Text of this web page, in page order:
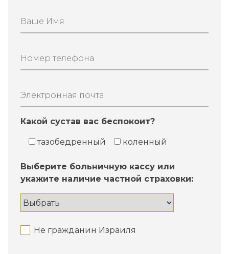
Ваше Имя
Номер телефона
Электронная почта
Какой сустав вас беспокоит?
тазобедренный коленный
Выберите больничную кассу или
укажите наличие частной страховки:
Не гражданин Израиля